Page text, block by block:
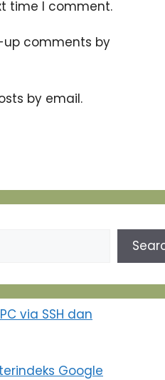
time I comment.
comments by
by email.
via SSH dan
Google